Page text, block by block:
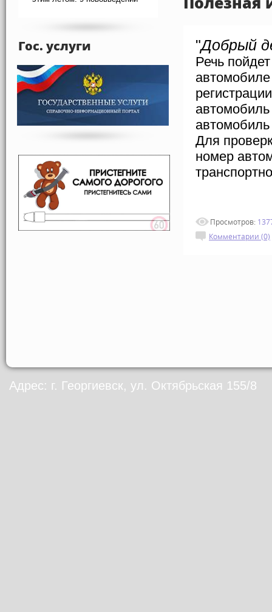
Гос. услуги "Добрый
Речь
Для
номер
Просмотров:
Комментарии (0)
Адрес: г. Георгиевск, ул. Октябрьская 155/8